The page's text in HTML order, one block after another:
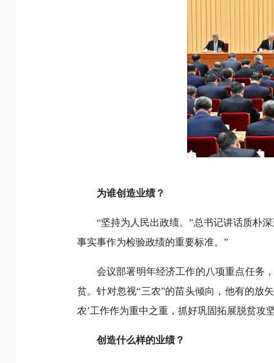
为谁创造业绩？
“坚持为人民出政绩。”总书记讲话质朴
事实事作为检验政绩的重要标准。”
会议部署明年经济工作的八项重点任务
贫。针对忽视“三农”的苗头倾向，他有的放
农’工作作为重中之重，抓好巩固拓展脱贫攻
创造什么样的业绩？